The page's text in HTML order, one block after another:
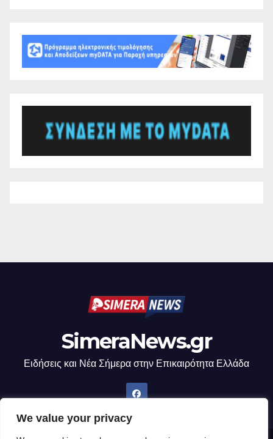
We value your privacy
SimeraNews.gr
Ειδήσεις και Νέα Σήμερα στην Επικαιρότητα Ελλάδα